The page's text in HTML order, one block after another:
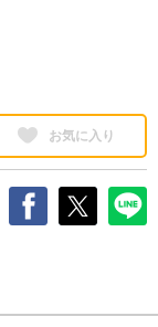
お気に入り